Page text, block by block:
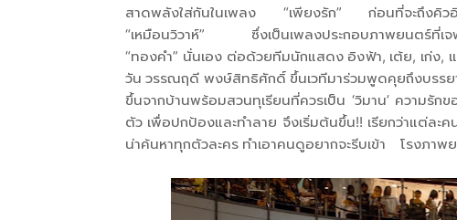
สาดพลังใส่กันในเพลง “เพียงรัก” ก่อนที่จะถึงคิวอีก
“เหมือนวิวาห์” ซึ่งเป็นเพลงประกอบภาพยนตร์ที่เจฟ
“ทองคำ” นั่นเอง ต่อด้วยทีมนักแสดง อิงฟ้า, เต้ย, เก่ง,
วัน วรรณฤดี พงษ์สิทธิศักดิ์ ขึ้นเวทีมาร่วมพูดคุยถึงบรรยา
ขึ้นจากบ้านพร้อมสวนทุเรียนที่ควรเป็น ‘วิมาน’ ความรั
ตัว เพื่อปกป้องและทำลาย จึงเริ่มต้นขึ้น!! เรียกว่าแต่ละ
น่าค้นหาทุกตัวละคร ทำเอาคนดูอยากจะรีบเข้า โรงภา